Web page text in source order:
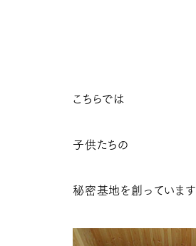
こちらでは
子供たちの
秘密基地を創っています